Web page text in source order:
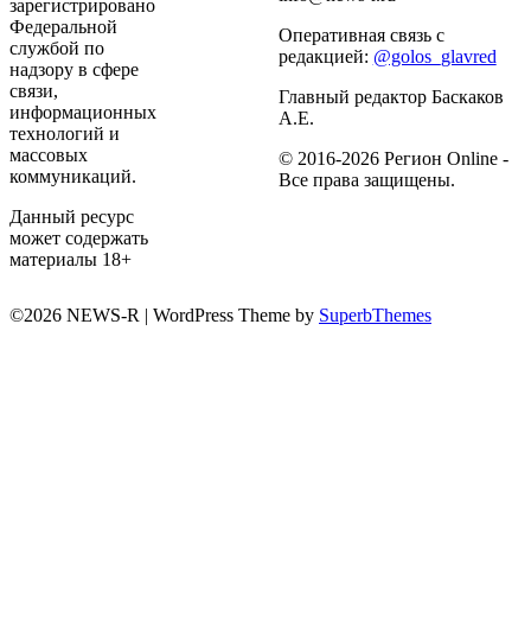
зарегистрировано
Федеральной
службой по
надзору в сфере
связи,
информационных
технологий и
массовых
коммуникаций.
Данный ресурс
может содержать
материалы 18+
Оперативная связь с
редакцией: @golos_glavred
Главный редактор Баскаков
А.Е.
© 2016-2026 Регион Online -
Все права защищены.
©2026 NEWS-R | WordPress Theme by SuperbThemes